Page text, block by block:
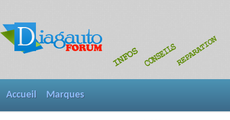
Accueil Marques